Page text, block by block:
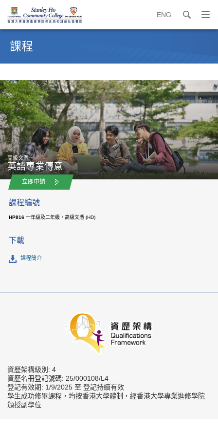
ENG search
打
開
始
課程
高級文憑
英語專業傳意
立即申請
課程編號
HP816 一年級及二年級，高級文憑 (HD)
下載
課程簡介
資歷架構級別: 4
資歷名冊登記號碼: 25/000108/L4
登記有效期: 1/9/2025 至 登記持續有效
學生成功修畢課程，均按香港大學體制，經香港大學專業進修學院
頒授副學位